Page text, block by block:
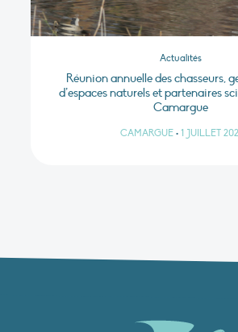
Actualités
Réunion annuelle des chasseurs,
d’espaces naturels et partenaires
Camargue
CAMARGUE • 1 JUILLET